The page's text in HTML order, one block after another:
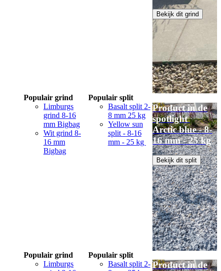
Bekijk dit grind
Populair grind
Limburgs
grind 8-16
mm Bigbag
Wit grind 8-
16 mm
Bigbag
Populair split
Basalt split 2-
8 mm 25 kg
Yellow sun
split - 8-16
mm - 25 kg
Product in de
spotlight
Arctic blue - 8-
16 mm - 25 kg
Bekijk dit split
Populair grind
Limburgs
Populair split
Basalt split 2- Product in de